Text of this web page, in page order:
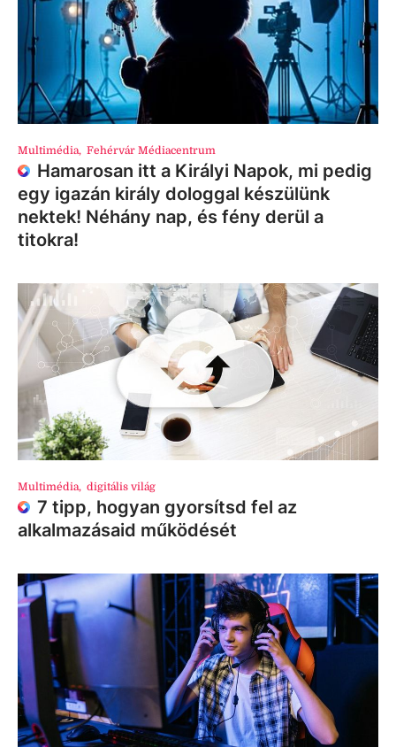
Multimédia, Fehérvár Médiacentrum
Hamarosan itt a Királyi Napok, mi pedig
egy igazán király dologgal készülünk
nektek! Néhány nap, és fény derül a
titokra!
Multimédia, digitális világ
7 tipp, hogyan gyorsítsd fel az
alkalmazásaid működését